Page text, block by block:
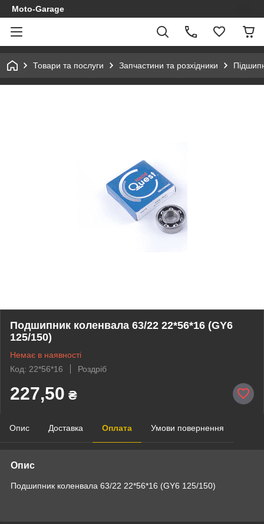
Moto-Garage
Товари та послуги Запчастини та розхідники
Подшипник коленвала 63/22 22*56*16 (GY6
125/150)
Немає в наявності
Код: 22*56*16
Роздріб
227,50 ₴
Опис Доставка Оплата Умови повернення
Опис
Подшипник коленвала 63/22 22*56*16 (GY6 125/150)